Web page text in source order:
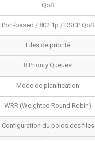
QoS
Port-based / 802.1p / DSCP QoS
Files de priorité
8 Priority Queues
Mode de planification
WRR (Weighted Round Robin)
Configuration du poids des files